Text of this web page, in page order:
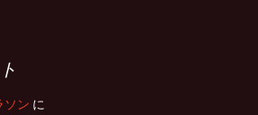
ソン に